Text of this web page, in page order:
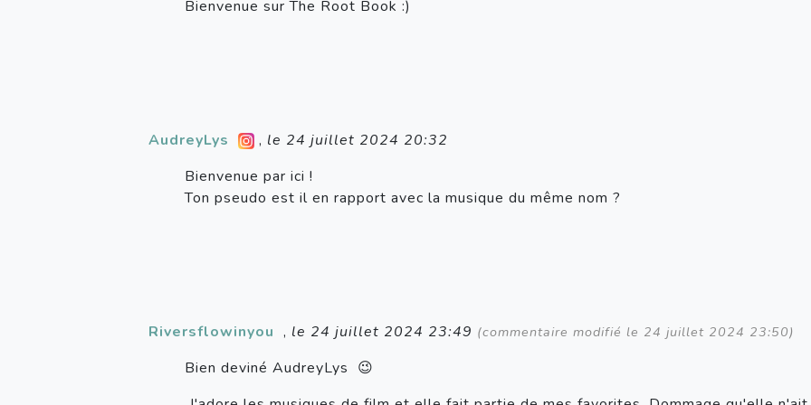
Bienvenue sur The Root Book :)
AudreyLys , le 24 juillet 2024 20:32
Bienvenue par ici !
Ton pseudo est il en rapport avec la musique du même nom ?
Riversflowinyou , le 24 juillet 2024 23:49 (commentaire modifié le 24 juillet 2024 23:50)
Bien deviné AudreyLys 😉